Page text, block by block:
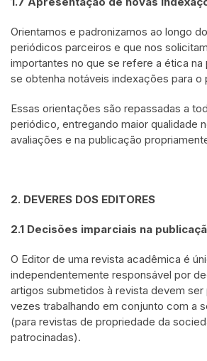
Orientamos e padronizamos ao longo
periódicos parceiros e que nos
importantes no que se refere a ética na
se obtenha notáveis indexações para o
Essas orientações são repassadas a
periódico, entregando maior qualidade
avaliações e na publicação
2. DEVERES DOS EDITORES
2.1 Decisões imparciais na
O Editor de uma revista acadêmica é
independentemente responsável por
artigos submetidos à revista devem ser
vezes trabalhando em conjunto com a
(para revistas de propriedade da
patrocinadas).